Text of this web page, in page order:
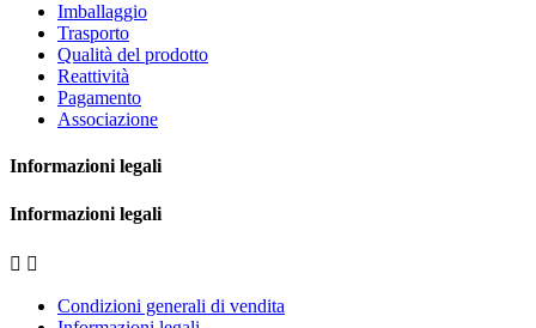
Imballaggio
Trasporto
Qualità del prodotto
Reattività
Pagamento
Associazione
Informazioni legali
Informazioni legali
 
Condizioni generali di vendita